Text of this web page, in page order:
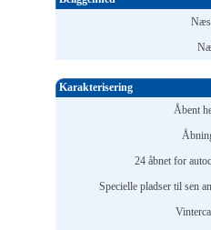
Karakterisering
Åbent
24 åbnet for
Specielle pladser til sen